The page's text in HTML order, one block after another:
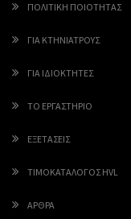
ΠΟΛΙΤΙΚΉ ΠΟΙΌΤΗΤΑΣ
ΓΙΑ ΚΤΗΝΙΑΤΡΟΥΣ
ΓΙΑ ΙΔΙΟΚΤΗΤΕΣ
ΤΟ ΕΡΓΑΣΤΗΡΙΟ
ΕΞΕΤΑΣΕΙΣ
ΤΙΜΟΚΑΤΑΛΟΓΟΣ HVL
ΑΡΘΡΑ